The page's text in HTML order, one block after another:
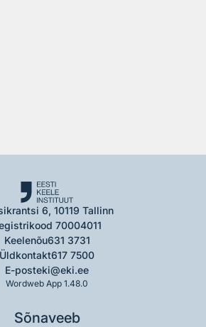
6, 10119 Tallinn
70004011
Keelenõu631 3731
Üldkontakt617 7500
E-posteki@eki.ee
Wordweb App 1.48.0
Sõnaveeb